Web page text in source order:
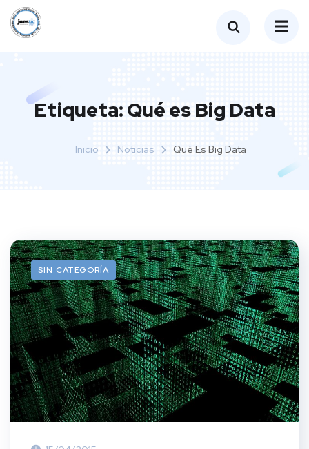
Etiqueta:Qué es Big Data
Inicio Noticias Qué Es Big Data
SIN CATEGORÍA